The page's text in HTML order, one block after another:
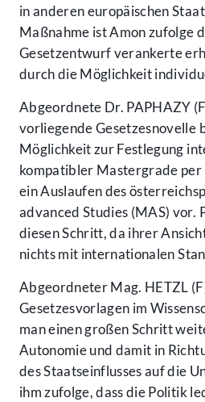
in anderen europäischen
Maßnahme ist Amon zufolge
Gesetzentwurf verankerte
durch die Möglichkeit
Abgeordnete Dr. PAPHAZY
vorliegende Gesetzesnovelle
Möglichkeit zur Festlegung
kompatibler Mastergrade per
ein Auslaufen des
advanced Studies (MAS) vor.
diesen Schritt, da ihrer
nichts mit internationalen
Abgeordneter Mag. HETZL
Gesetzesvorlagen im
man einen großen Schritt
Autonomie und damit in
des Staatseinflusses auf die
ihm zufolge, dass die Politik